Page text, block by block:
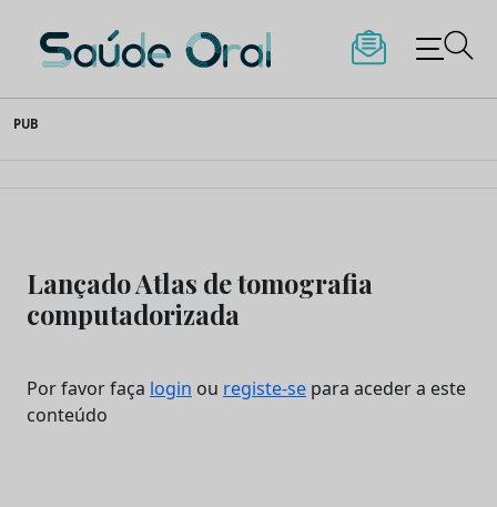
to
content
Saúde Oral
PUB
Lançado Atlas de tomografia
computadorizada
Por favor faça login ou registe-se para aceder a este
conteúdo